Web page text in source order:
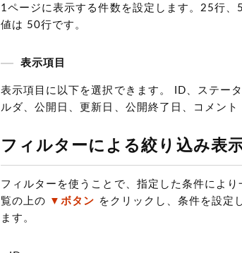
1ページに表示する件数を設定します。25行
値は 50行です。
表示項目
表示項目に以下を選択できます。 ID、ステー
ルダ、公開日、更新日、公開終了日、コメント
フィルターによる絞り込み表
フィルターを使うことで、指定した条件によ
覧の上の ▼ボタン をクリックし、条件を設定
ます。